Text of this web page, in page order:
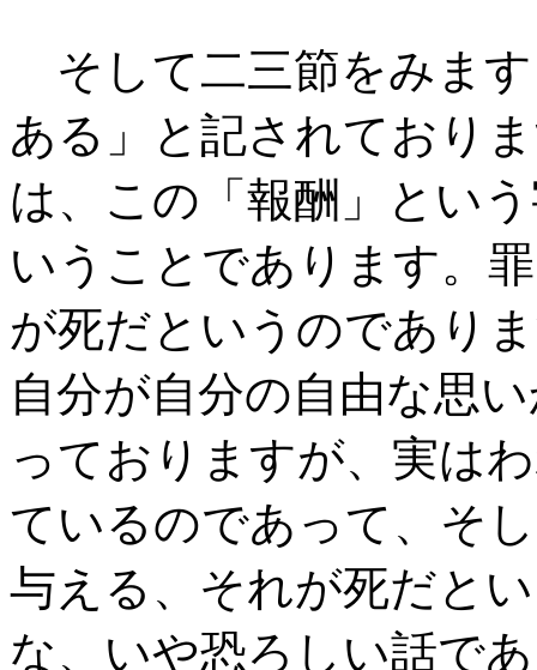
そして二三節をみま
ある」と記されており
は、この「報酬」とい
いうことであります。
が死だというのであり
自分が自分の自由な思
っておりますが、実は
ているのであって、そ
与える、それが死だと
な、いや恐ろしい話で